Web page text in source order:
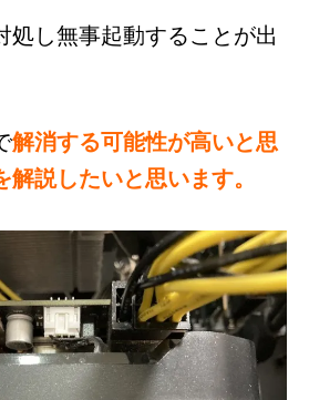
処し無事起動することが出
解消する可能性が高いと思
説したいと思います。